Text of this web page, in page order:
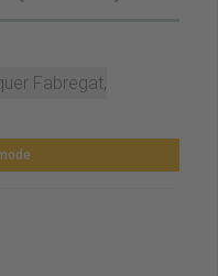
Fabregat,